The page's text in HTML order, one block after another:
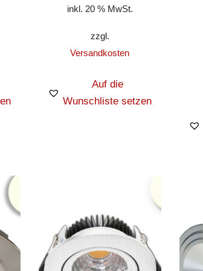
inkl. 20 % MwSt.
zzgl.
Versandkosten
Auf die
Wunschliste setzen